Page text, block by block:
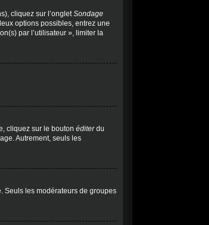
cliquez sur l’onglet Sondage
options possibles, entrez une
par l’utilisateur », limiter la
cliquez sur le bouton éditerdu
Autrement, seuls les
Seuls les modérateurs de groupes